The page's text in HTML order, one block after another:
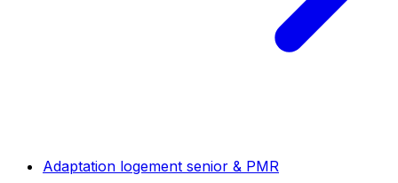
Adaptation logement senior & PMR